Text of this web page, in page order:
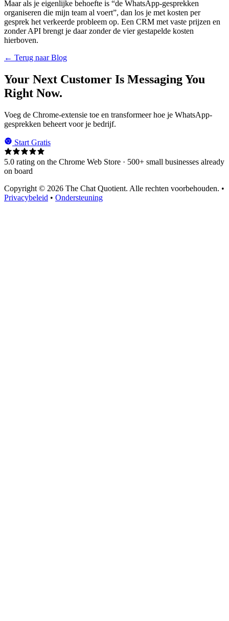
Maar als je eigenlijke behoefte is “de WhatsApp-gesprekken
organiseren die mijn team al voert”, dan los je met kosten per
gesprek het verkeerde probleem op. Een CRM met vaste prijzen en
zonder API brengt je daar zonder de vier gestapelde kosten
hierboven.
← Terug naar Blog
Your Next Customer Is Messaging You
Right Now.
Voeg de Chrome-extensie toe en transformeer hoe je WhatsApp-
gesprekken beheert voor je bedrijf.
Start Gratis
5.0 rating on the Chrome Web Store · 500+ small businesses already
on board
Copyright © 2026 The Chat Quotient. Alle rechten voorbehouden. •
Privacybeleid • Ondersteuning